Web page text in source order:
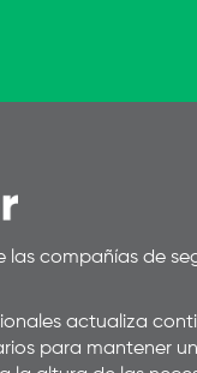
las compañías de
actualiza
para mantener